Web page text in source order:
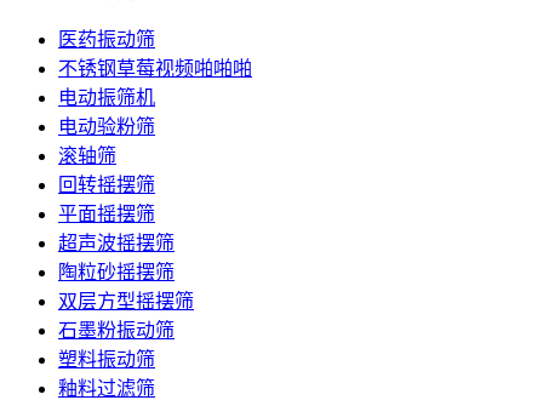
医药振动筛
不锈钢草莓视频啪啪啪
电动振筛机
电动验粉筛
滚轴筛
回转摇摆筛
平面摇摆筛
超声波摇摆筛
陶粒砂摇摆筛
双层方型摇摆筛
石墨粉振动筛
塑料振动筛
釉料过滤筛